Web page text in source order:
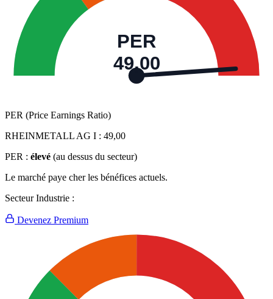
PER
49,00
PER (Price Earnings Ratio)
RHEINMETALL AG I : 49,00
PER : élevé (au dessus du secteur)
Le marché paye cher les bénéfices actuels.
Secteur Industrie :
Devenez Premium